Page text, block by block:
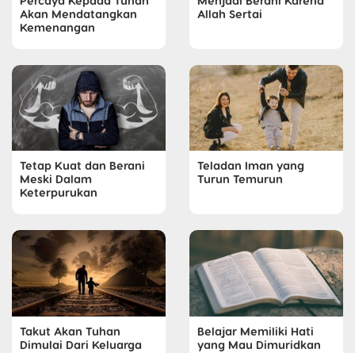
Akan Mendatangkan
Kemenangan
Allah Sertai
Tetap Kuat dan Berani
Meski Dalam
Keterpurukan
Teladan Iman yang
Turun Temurun
Takut Akan Tuhan
Dimulai Dari Keluarga
Belajar Memiliki Hati
yang Mau Dimuridkan